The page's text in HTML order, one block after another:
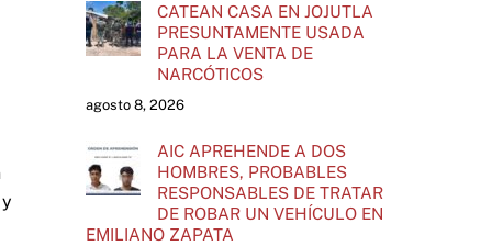
CATEAN CASA EN JOJUTLA
PRESUNTAMENTE USADA
PARA LA VENTA DE
NARCÓTICOS
agosto 8, 2026
AIC APREHENDE A DOS
HOMBRES, PROBABLES
RESPONSABLES DE TRATAR
DE ROBAR UN VEHÍCULO EN
EMILIANO ZAPATA